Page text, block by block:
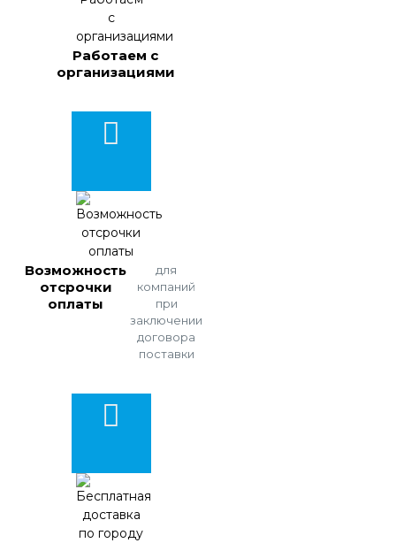
Работаем с
организациями
Возможность
отсрочки
оплаты
для
компаний
при
заключении
договора
поставки